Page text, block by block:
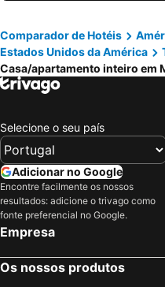
Comparador de Hotéis
Estados Unidos da América
Casa/apartamento inteiro em
Selecione o seu país
Adicionar no Google
Encontre facilmente os nossos
resultados: adicione o trivago como
fonte preferencial no Google.
Empresa
Os nossos produtos